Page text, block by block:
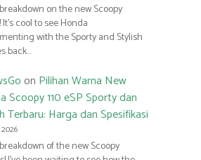
on the new Scoopy
cool to see Honda
with the Sporty and Stylish
back…
on Pilihan Warna New
Scoopy 110 eSP Sporty dan
Terbaru: Harga dan Spesifikasi
of the new Scoopy